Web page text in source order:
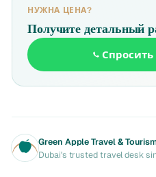
НУЖНА ЦЕНА?
Получите детальный
Спросить
Green Apple Travel &
Dubai's trusted travel desk